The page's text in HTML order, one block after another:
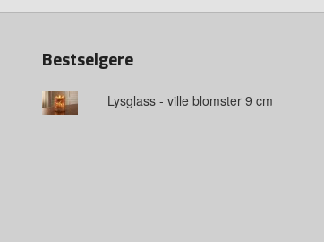
Bestselgere
Lysglass - ville blomster 9 cm